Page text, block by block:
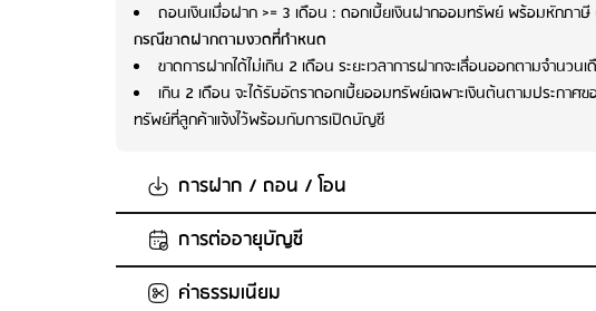
ถอนเงินเมื่อฝาก >= 3 เดือน : ดอกเบี้ยเงินฝากออมทรัพย์ พร้อมหักภาษี
กรณีขาดฝากตามงวดที่กำหนด
ขาดการฝากได้ไม่เกิน 2 เดือน ระยะเวลาการฝากจะเลื่อนออกตามจำนวน
เกิน 2 เดือน จะได้รับอัตราดอกเบี้ยออมทรัพย์เฉพาะเงินต้นตามประก
ทรัพย์ที่ลูกค้าแจ้งไว้พร้อมกับการเปิดบัญชี
การฝาก / ถอน / โอน
จำนวนเงินในการฝากขั้นต่ำต่อครั้ง
จำนวนเงินในการฝากสูงสุด
การต่ออายุบัญชี
ค่าธรรมเนียม